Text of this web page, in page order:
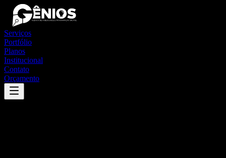
Serviços
Portfólio
Planos
Institucional
Contato
Orçamento